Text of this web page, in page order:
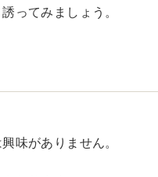
ってみましょう。
味がありません。